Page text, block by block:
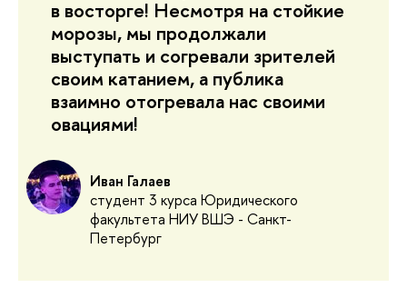
в восторге! Несмотря на стойкие
морозы, мы продолжали
выступать и согревали зрителей
своим катанием, а публика
взаимно отогревала нас своими
овациями!
Иван Галаев
студент 3 курса Юридического
факультета НИУ ВШЭ - Санкт-
Петербург